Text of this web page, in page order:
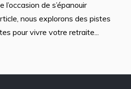
de s’épanouir
nous explorons des pistes
pour vivre votre retraite...